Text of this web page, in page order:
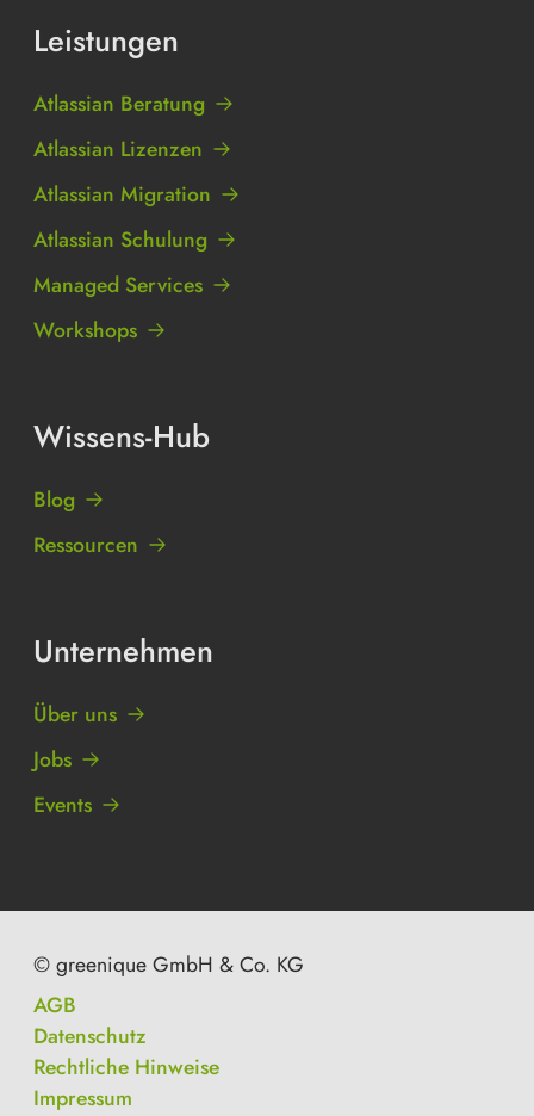
Leistungen
Atlassian Beratung
Atlassian Lizenzen
Atlassian Migration
Atlassian Schulung
Managed Services
Workshops
Wissens-Hub
Blog
Ressourcen
Unternehmen
Über uns
Jobs
Events
© greenique GmbH & Co. KG
AGB
Datenschutz
Rechtliche Hinweise
Impressum